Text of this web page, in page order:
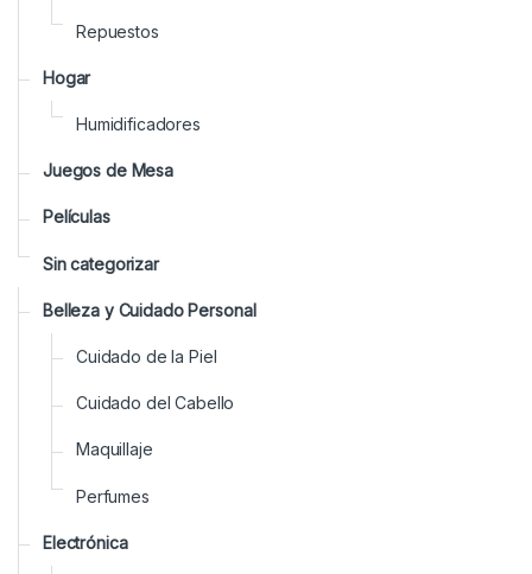
Repuestos
Hogar
Humidificadores
Juegos de Mesa
Películas
Sin categorizar
Belleza y Cuidado Personal
Cuidado de la Piel
Cuidado del Cabello
Maquillaje
Perfumes
Electrónica